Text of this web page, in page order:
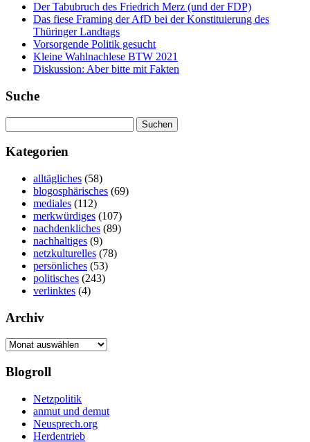
Der Tabubruch des Friedrich Merz (und der FDP)
Das fiese Framing der AfD bei der Konstituierung des
Thüringer Landtags
Vorsorgende Politik gesucht
Kleine Wahlnachlese BTW 2021
Diskussion: Aber bitte mit Fakten
Suche
nach:
Kategorien
alltägliches (58)
blogosphärisches (69)
mediales (112)
merkwürdiges (107)
nachdenkliches (89)
nachhaltiges (9)
netzkulturelles (78)
persönliches (53)
politisches (243)
verlinktes (4)
Archiv
Archiv
Blogroll
Netzpolitik
anmut und demut
Neusprech.org
Herdentrieb